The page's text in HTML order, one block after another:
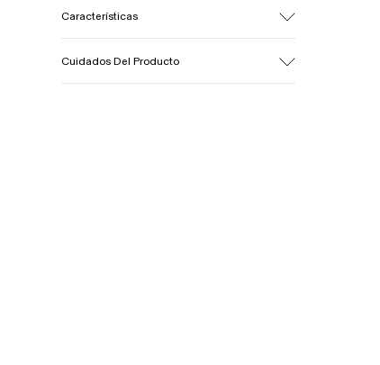
Características
Cuidados Del Producto